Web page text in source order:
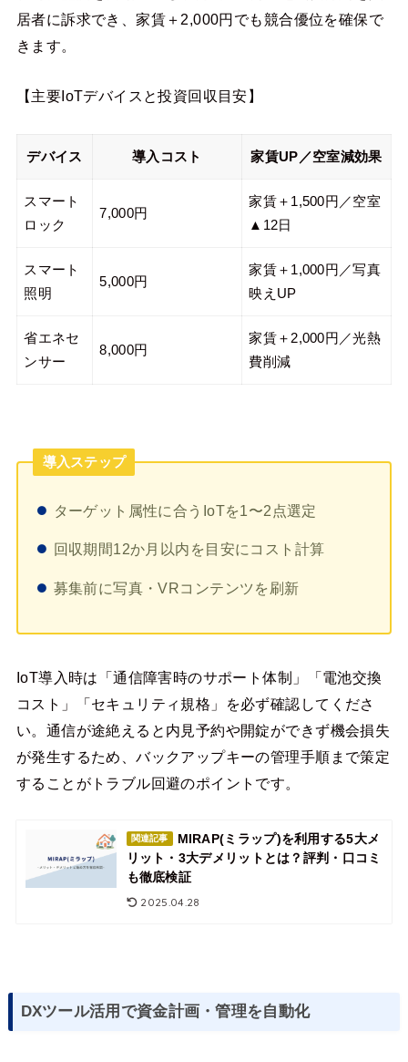
居者に訴求でき、家賃＋2,000円でも競合優位を確保で
きます。
【主要IoTデバイスと投資回収目安】
デバイス 導入コスト 家賃UP／空室減効果
スマート
ロック
7,000円
家賃＋1,500円／空室
▲12日
スマート
照明
5,000円
家賃＋1,000円／写真
映えUP
省エネセ
ンサー
8,000円
家賃＋2,000円／光熱
費削減
導入ステップ
ターゲット属性に合うIoTを1〜2点選定
回収期間12か月以内を目安にコスト計算
募集前に写真・VRコンテンツを刷新
IoT導入時は「通信障害時のサポート体制」「電池交換
コスト」「セキュリティ規格」を必ず確認してくださ
い。通信が途絶えると内見予約や開錠ができず機会損失
が発生するため、バックアップキーの管理手順まで策定
することがトラブル回避のポイントです。
関連記事
MIRAP(ミラップ)を利用する5大メ
リット・3大デメリットとは？評判・口コミ
も徹底検証
2025.04.28
DXツール活用で資金計画・管理を自動化